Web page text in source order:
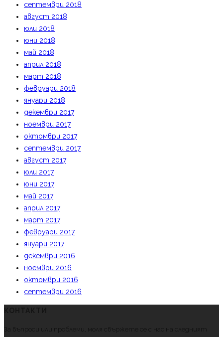
септември 2018
август 2018
юли 2018
юни 2018
май 2018
април 2018
март 2018
февруари 2018
януари 2018
декември 2017
ноември 2017
октомври 2017
септември 2017
август 2017
юли 2017
юни 2017
май 2017
април 2017
март 2017
февруари 2017
януари 2017
декември 2016
ноември 2016
октомври 2016
септември 2016
За въпроси или проблеми, моля свържете се с нас на следният